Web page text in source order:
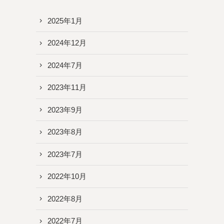
2025年1月
2024年12月
2024年7月
2023年11月
2023年9月
2023年8月
2023年7月
2022年10月
2022年8月
2022年7月